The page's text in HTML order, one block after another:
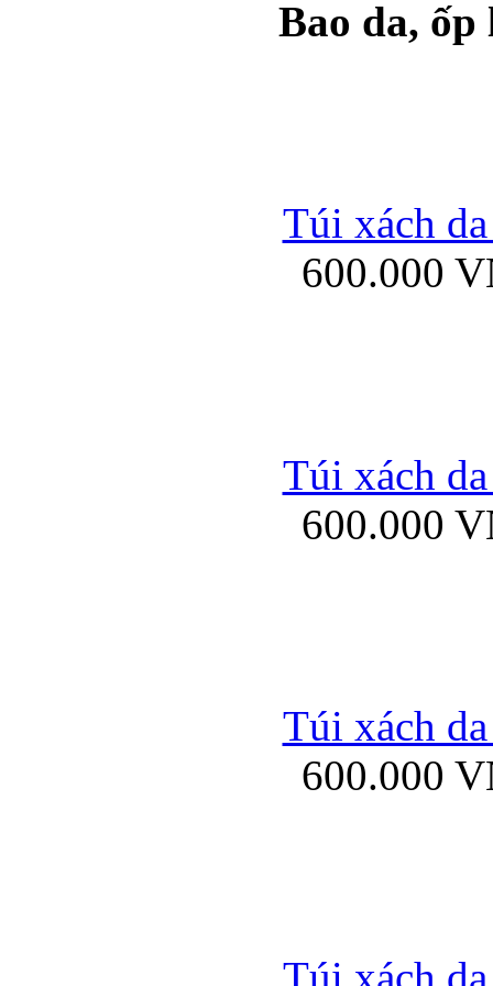
Ốp lưng silicon
Ốp lưng Samsung
Ốp lưng
Bao da,
Túi xách
600.000
Túi xách
600.000
Túi xách
600.000